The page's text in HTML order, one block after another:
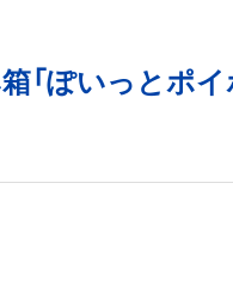
ぽいっとポイ